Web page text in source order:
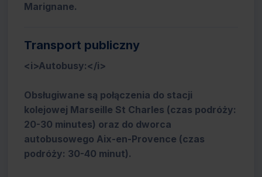
Marignane.
Transport publiczny
<i>Autobusy:</i>
Obsługiwane są połączenia do stacji
kolejowej Marseille St Charles (czas podróży:
20-30 minutes) oraz do dworca
autobusowego Aix-en-Provence (czas
podróży: 30-40 minut).